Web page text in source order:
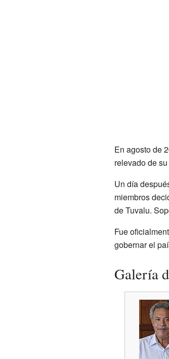
En agosto de
relevado de
Un día
miembros
de Tuvalu.
Fue
gobernar el
Galería